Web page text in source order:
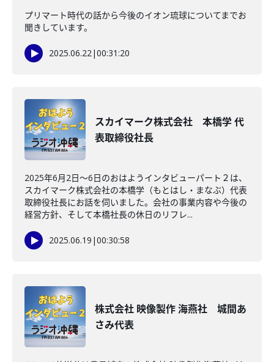
プリマート時代の話から今後のイオン琉球についてまでお
聞きしています。
2025.06.22|00:31:20
スカイマーク株式会社 本橋学 代
表取締役社長
2025年6月2日～6日のおはようインタビューパート２は、
スカイマーク株式会社の本橋学（もとはし・まなぶ）代表
取締役社長にお話を伺いました。会社の事業内容や今後の
経営方針、そして本橋社長の休日のリフレ...
2025.06.19 |00:30:58
株式会社 映像製作 海燕社 城間あ
さみ代表